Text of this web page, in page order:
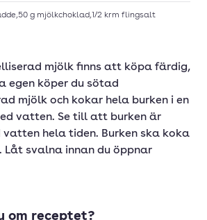
,50 g mjölkchoklad,1/2 krm flingsalt
mjölk finns att köpa färdig,
egen köper du sötad
mjölk och kokar hela burken i en
vatten. Se till att burken är
hela tiden. Burken ska koka
Låt svalna innan du öppnar
om receptet?